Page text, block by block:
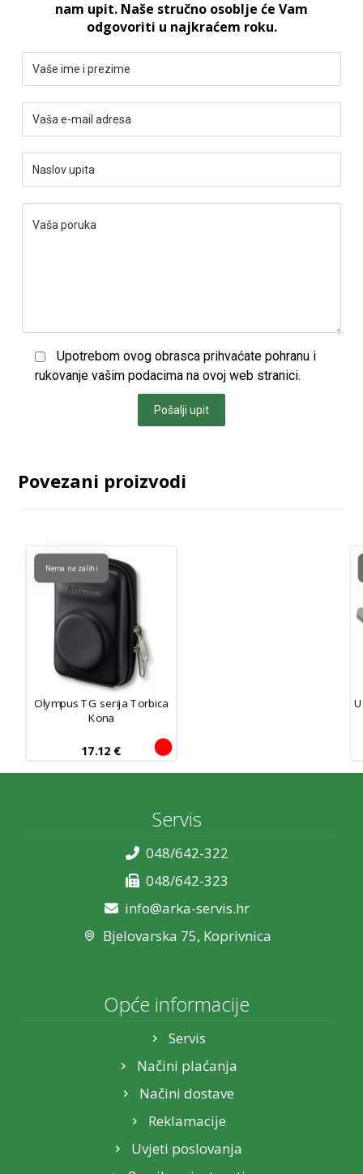
nam upit. Naše stručno osoblje će Vam
odgovoriti u najkraćem roku.
Upotrebom ovog obrasca prihvaćate pohranu i
rukovanje vašim podacima na ovoj web stranici.
Pošalji upit
Povezani proizvodi
Olympus TG serija Torbica
Kona
17.12 €
Nema na zalihi
Servis
048/642-322
048/642-323
info@arka-servis.hr
Bjelovarska 75, Koprivnica
Opće informacije
Servis
Načini plaćanja
Načini dostave
Reklamacije
Uvjeti poslovanja